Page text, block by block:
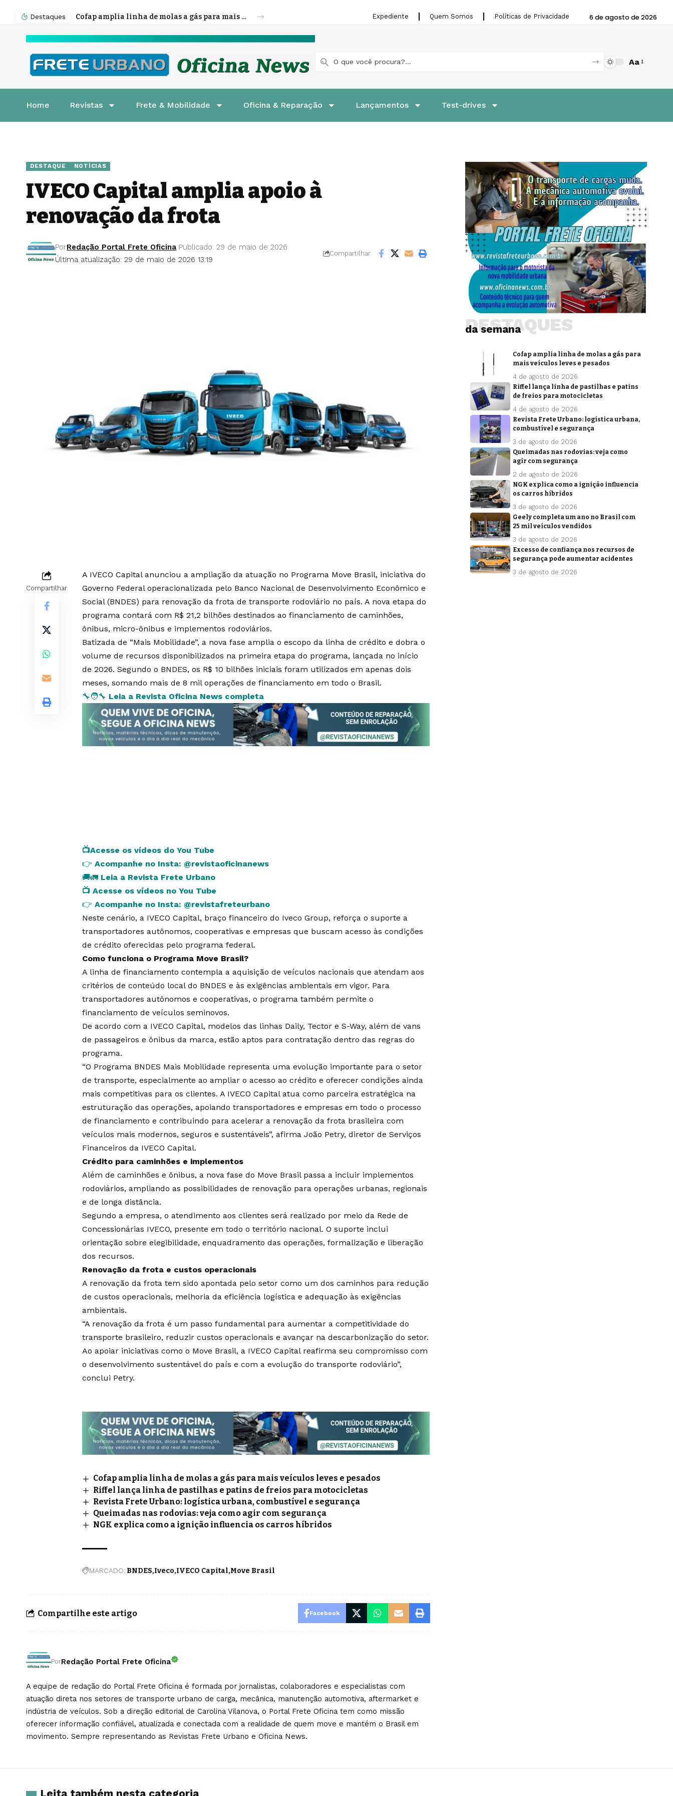
Destaques Cofap amplia linha de molas a gás para mais veículos leves e pesados Expediente Quem Somos Políticas de Privacidade 6 de agosto de 2026
Aa
Home Revistas Frete & Mobilidade Oficina & Reparação Lançamentos Test-drives
DESTAQUE NOTÍCIAS
IVECO Capital amplia apoio à
renovação da frota
Última atualização: 29 de maio de 2026 13:19
PorRedação Portal Frete Oficina Publicado: 29 de maio de 2026
Compartilhar
Compartilhar
A IVECO Capital anunciou a ampliação da atuação no Programa Move Brasil, iniciativa do
Governo Federal operacionalizada pelo Banco Nacional de Desenvolvimento Econômico e
Social (BNDES) para renovação da frota de transporte rodoviário no país. A nova etapa do
programa contará com R$ 21,2 bilhões destinados ao financiamento de caminhões,
ônibus, micro-ônibus e implementos rodoviários.
Batizada de “Mais Mobilidade”, a nova fase amplia o escopo da linha de crédito e dobra o
volume de recursos disponibilizados na primeira etapa do programa, lançada no início
de 2026. Segundo o BNDES, os R$ 10 bilhões iniciais foram utilizados em apenas dois
meses, somando mais de 8 mil operações de financiamento em todo o Brasil.
🔧🧑‍🔧 Leia a Revista Oficina News completa
📺Acesse os vídeos do You Tube
👉 Acompanhe no Insta: @revistaoficinanews
🚚🚛 Leia a Revista Frete Urbano
📺 Acesse os vídeos no You Tube
👉 Acompanhe no Insta: @revistafreteurbano
Neste cenário, a IVECO Capital, braço financeiro do Iveco Group, reforça o suporte a
transportadores autônomos, cooperativas e empresas que buscam acesso às condições
de crédito oferecidas pelo programa federal.
Como funciona o Programa Move Brasil?
A linha de financiamento contempla a aquisição de veículos nacionais que atendam aos
critérios de conteúdo local do BNDES e às exigências ambientais em vigor. Para
transportadores autônomos e cooperativas, o programa também permite o
financiamento de veículos seminovos.
De acordo com a IVECO Capital, modelos das linhas Daily, Tector e S-Way, além de vans
de passageiros e ônibus da marca, estão aptos para contratação dentro das regras do
programa.
“O Programa BNDES Mais Mobilidade representa uma evolução importante para o setor
de transporte, especialmente ao ampliar o acesso ao crédito e oferecer condições ainda
mais competitivas para os clientes. A IVECO Capital atua como parceira estratégica na
estruturação das operações, apoiando transportadores e empresas em todo o processo
de financiamento e contribuindo para acelerar a renovação da frota brasileira com
veículos mais modernos, seguros e sustentáveis”, afirma João Petry, diretor de Serviços
Financeiros da IVECO Capital.
Crédito para caminhões e implementos
Além de caminhões e ônibus, a nova fase do Move Brasil passa a incluir implementos
rodoviários, ampliando as possibilidades de renovação para operações urbanas, regionais
e de longa distância.
Segundo a empresa, o atendimento aos clientes será realizado por meio da Rede de
Concessionárias IVECO, presente em todo o território nacional. O suporte inclui
orientação sobre elegibilidade, enquadramento das operações, formalização e liberação
dos recursos.
Renovação da frota e custos operacionais
A renovação da frota tem sido apontada pelo setor como um dos caminhos para redução
de custos operacionais, melhoria da eficiência logística e adequação às exigências
ambientais.
“A renovação da frota é um passo fundamental para aumentar a competitividade do
transporte brasileiro, reduzir custos operacionais e avançar na descarbonização do setor.
Ao apoiar iniciativas como o Move Brasil, a IVECO Capital reafirma seu compromisso com
o desenvolvimento sustentável do país e com a evolução do transporte rodoviário”,
conclui Petry.
Cofap amplia linha de molas a gás para mais veículos leves e pesados
Riffel lança linha de pastilhas e patins de freios para motocicletas
Revista Frete Urbano: logística urbana, combustível e segurança
Queimadas nas rodovias: veja como agir com segurança
NGK explica como a ignição influencia os carros híbridos
MARCADO: BNDES Iveco IVECO Capital Move Brasil
Compartilhe este artigo Facebook
PorRedação Portal Frete Oficina
A equipe de redação do Portal Frete Oficina é formada por jornalistas, colaboradores e especialistas com
atuação direta nos setores de transporte urbano de carga, mecânica, manutenção automotiva, aftermarket e
indústria de veículos. Sob a direção editorial de Carolina Vilanova, o Portal Frete Oficina tem como missão
oferecer informação confiável, atualizada e conectada com a realidade de quem move e mantém o Brasil em
movimento. Sempre representando as Revistas Frete Urbano e Oficina News.
da semana
DESTAQUES
Cofap amplia linha de molas a gás para
mais veículos leves e pesados
4 de agosto de 2026
Riffel lança linha de pastilhas e patins
de freios para motocicletas
4 de agosto de 2026
Revista Frete Urbano: logística urbana,
combustível e segurança
3 de agosto de 2026
Queimadas nas rodovias: veja como
agir com segurança
2 de agosto de 2026
NGK explica como a ignição influencia
os carros híbridos
3 de agosto de 2026
Geely completa um ano no Brasil com
25 mil veículos vendidos
3 de agosto de 2026
Excesso de confiança nos recursos de
segurança pode aumentar acidentes
3 de agosto de 2026
Leita também nesta categoria